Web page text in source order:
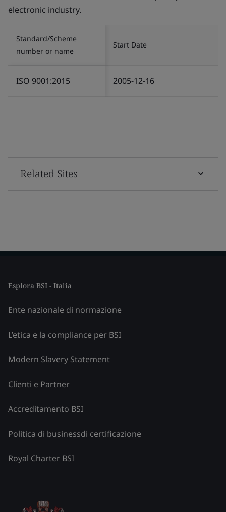
electronic industry.
Standard/Scheme
number or name
Start Date
ISO 9001:2015 2005-12-16
Related Sites
Esplora BSI - Italia
Ente nazionale di normazione
L’etica e la compliance per BSI
Modern Slavery Statement
Clienti e Partner
Accreditamento BSI
Politica di businessdi certificazione
Royal Charter BSI